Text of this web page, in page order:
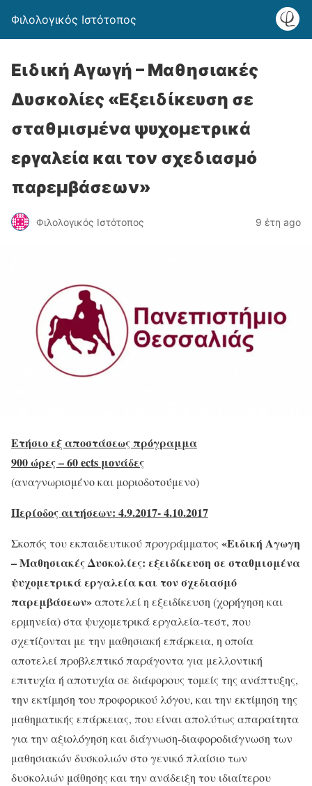
Φιλολογικός Ιστότοπος
Ειδική Αγωγή – Μαθησιακές
Δυσκολίες «Εξειδίκευση σε
σταθμισμένα ψυχομετρικά
εργαλεία και τον σχεδιασμό
παρεμβάσεων»
Φιλολογικός Ιστότοπος 9 έτη ago
Ετήσιο εξ αποστάσεως πρόγραμμα
900 ώρες – 60 ects μονάδες
(αναγνωρισμένο και μοριοδοτούμενο)
Περίοδος αιτήσεων: 4.9.2017- 4.10.2017
Σκοπός του εκπαιδευτικού προγράμματος «Ειδική Αγωγη
– Μαθησιακές Δυσκολίες: εξειδίκευση σε σταθμισμένα
ψυχομετρικά εργαλεία και τον σχεδιασμό
παρεμβάσεων»αποτελεί η εξειδίκευση (χορήγηση και
ερμηνεία) στα ψυχομετρικά εργαλεία-τεστ, που
σχετίζονται με την μαθησιακή επάρκεια, η οποία
αποτελεί προβλεπτικό παράγοντα για μελλοντική
επιτυχία ή αποτυχία σε διάφορους τομείς της ανάπτυξης,
την εκτίμηση του προφορικού λόγου, και την εκτίμηση της
μαθηματικής επάρκειας, που είναι απολύτως απαραίτητα
για την αξιολόγηση και διάγνωση-διαφοροδιάγνωση των
μαθησιακών δυσκολιών στο γενικό πλαίσιο των
δυσκολιών μάθησης και την ανάδειξη του ιδιαίτερου